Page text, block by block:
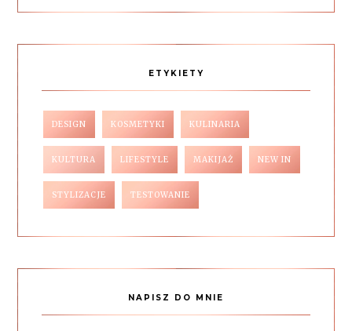
ETYKIETY
DESIGN KOSMETYKI KULINARIA
KULTURA LIFESTYLE MAKIJAŻ NEW IN
STYLIZACJE TESTOWANIE
NAPISZ DO MNIE